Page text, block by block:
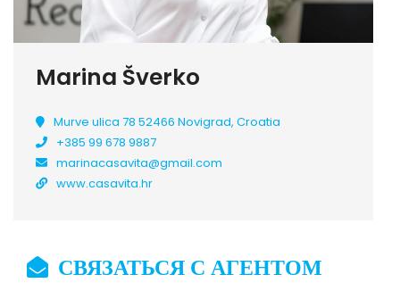
Marina Šverko
Murve ulica 78 52466 Novigrad, Croatia
+385 99 678 9887
marinacasavita@gmail.com
www.casavita.hr
СВЯЗАТЬСЯ С АГЕНТОМ